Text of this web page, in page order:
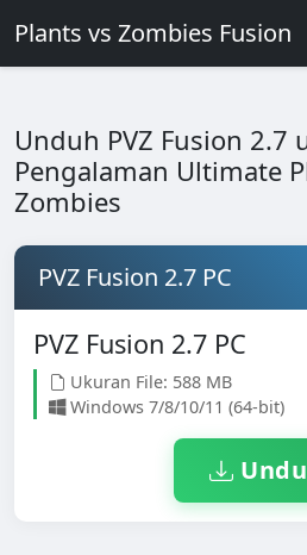
Plants vs Zombies Fusion
Unduh PVZ Fusion 2.7
Pengalaman Ultimate
Zombies
PVZ Fusion 2.7 PC
PVZ Fusion 2.7 PC
Ukuran File: 588 MB
Windows 7/8/10/11 (64-bit)